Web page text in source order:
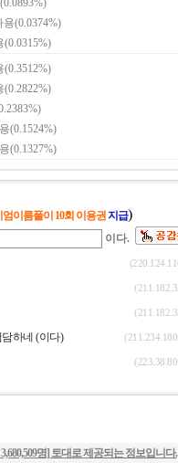
3,680,509명] 토대로 제공되는 정보입니다.